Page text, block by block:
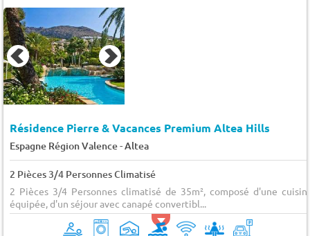
Résidence Pierre & Vacances Premium Altea Hills
Espagne Région Valence-Altea
2 Pièces 3/4 Personnes Climatisé
2 Pièces 3/4 Personnes climatisé de 35m², composé d'une
équipée, d'un séjour avec canapé convertibl...